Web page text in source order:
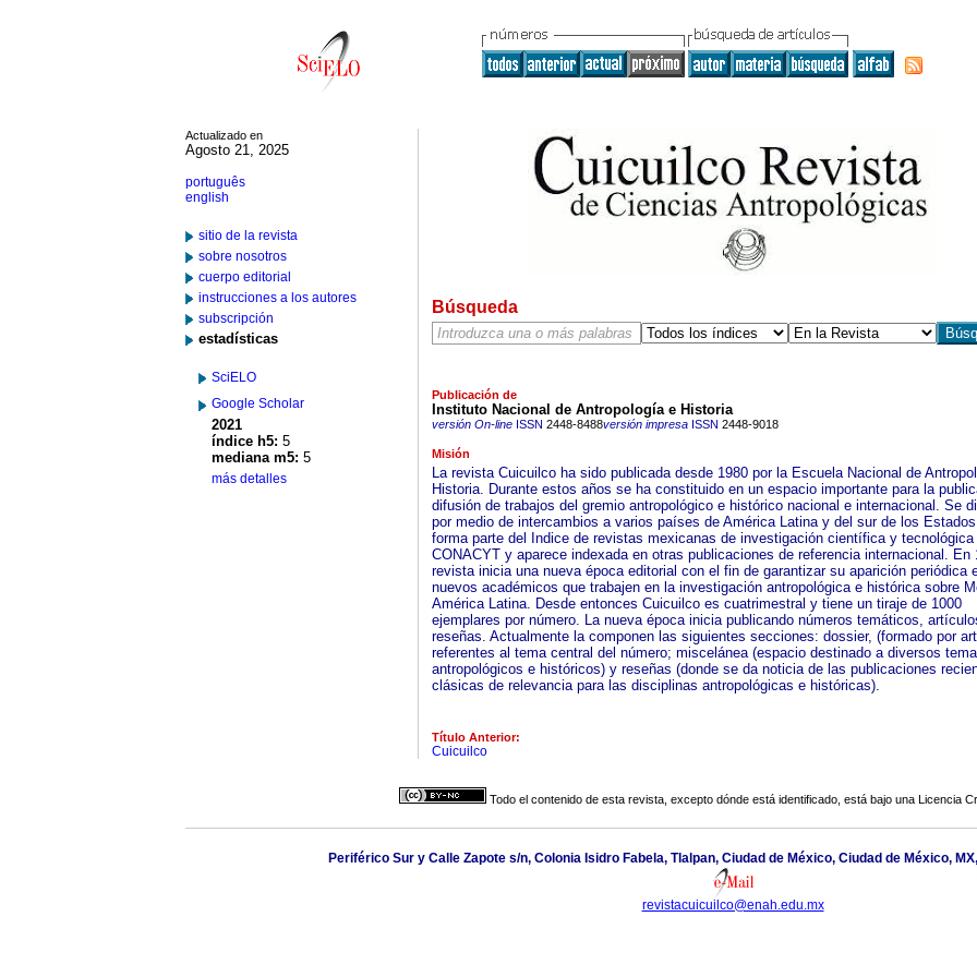
Actualizado en
Agosto 21, 2025
português
english
sitio de la revista
sobre nosotros
cuerpo editorial
instrucciones a los autores
subscripción
estadísticas
SciELO
Google Scholar
2021
índice h5: 5
mediana m5: 5
más detalles
Búsqueda
Publicación de
Instituto Nacional de Antropología e Historia
versión On-lineISSN 2448-8488versión impresaISSN 2448-9018
Misión
La revista Cuicuilco ha sido publicada desde 1980 por la Escuela Nacional de
Historia. Durante estos años se ha constituido en un espacio importante para la
difusión de trabajos del gremio antropológico e histórico nacional e internacional. Se
por medio de intercambios a varios países de América Latina y del sur de los
forma parte del Indice de revistas mexicanas de investigación científica y tecnológica
CONACYT y aparece indexada en otras publicaciones de referencia internacional. En
revista inicia una nueva época editorial con el fin de garantizar su aparición periódica
nuevos académicos que trabajen en la investigación antropológica e histórica sobre
América Latina. Desde entonces Cuicuilco es cuatrimestral y tiene un tiraje de 1000
ejemplares por número. La nueva época inicia publicando números temáticos,
reseñas. Actualmente la componen las siguientes secciones: dossier, (formado por
referentes al tema central del número; miscelánea (espacio destinado a diversos
antropológicos e históricos) y reseñas (donde se da noticia de las publicaciones
clásicas de relevancia para las disciplinas antropológicas e históricas).
Título Anterior:
Cuicuilco
Todo el contenido de esta revista, excepto dónde está identificado, está bajo una Licencia
Periférico Sur y Calle Zapote s/n, Colonia Isidro Fabela, Tlalpan, Ciudad de México, Ciudad de México,
revistacuicuilco@enah.edu.mx